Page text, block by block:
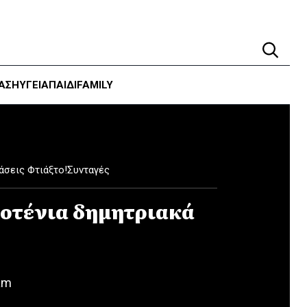
ΥΓΕΊΑΠΑΙΔΙFAMILY
Φτιάξτο!Συνταγές
δημητριακά